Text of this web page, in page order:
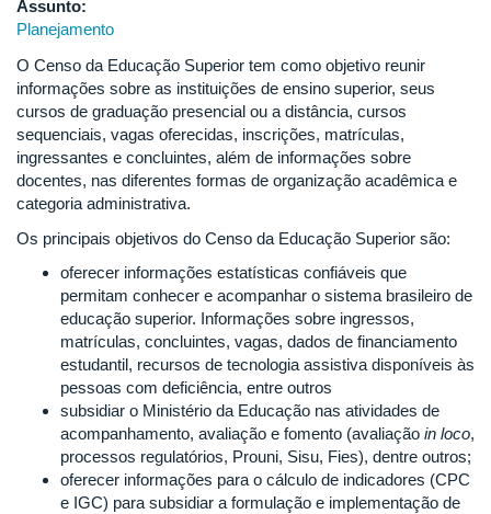
Assunto:
Planejamento
O Censo da Educação Superior tem como objetivo reunir
informações sobre as instituições de ensino superior, seus
cursos de graduação presencial ou a distância, cursos
sequenciais, vagas oferecidas, inscrições, matrículas,
ingressantes e concluintes, além de informações sobre
docentes, nas diferentes formas de organização acadêmica e
categoria administrativa.
Os principais objetivos do Censo da Educação Superior são:
oferecer informações estatísticas confiáveis que
permitam conhecer e acompanhar o sistema brasileiro de
educação superior. Informações sobre ingressos,
matrículas, concluintes, vagas, dados de financiamento
estudantil, recursos de tecnologia assistiva disponíveis às
pessoas com deficiência, entre outros
subsidiar o Ministério da Educação nas atividades de
acompanhamento, avaliação e fomento (avaliação in loco,
processos regulatórios, Prouni, Sisu, Fies), dentre outros;
oferecer informações para o cálculo de indicadores (CPC
e IGC) para subsidiar a formulação e implementação de